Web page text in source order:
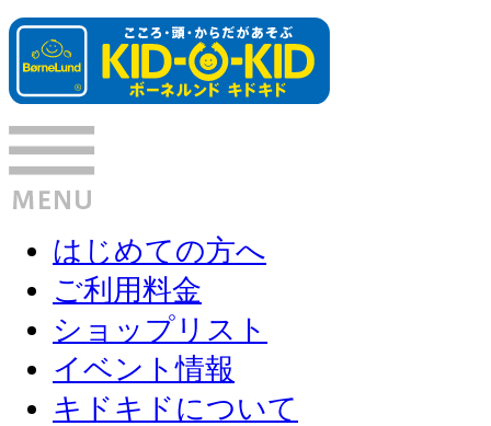
はじめての方へ
ご利用料金
ショップリスト
イベント情報
キドキドについて